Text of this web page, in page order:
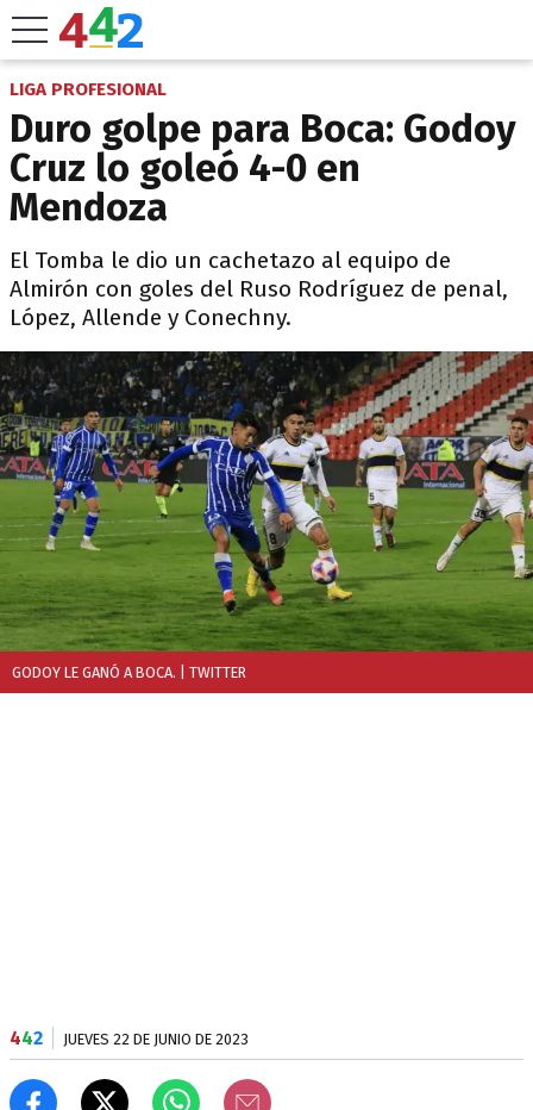
LIGA PROFESIONAL
Duro golpe para Boca: Godoy
Cruz lo goleó 4-0 en
Mendoza
El Tomba le dio un cachetazo al equipo de
Almirón con goles del Ruso Rodríguez de penal,
López, Allende y Conechny.
GODOY LE GANÓ A BOCA. | TWITTER
442 JUEVES 22 DE JUNIO DE 2023